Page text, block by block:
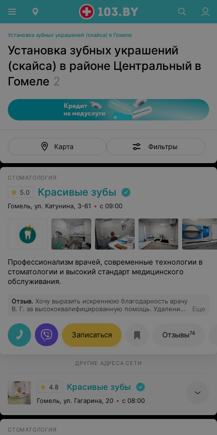
Установка зубных украшений (скайса) в Гомеле
Установка зубных украшений
(скайса) в районе Центральный в
Гомеле 2
Карта Фильтры
СТОМАТОЛОГИЯ
5.0 Красивые зубы
Гомель, ул. Катунина, 3-61 с 09:00
Профессионализм врачей, современные технологии в
стоматологии и высокий стандарт медицинского
обслуживания.
Отзыв. Хочу выразить искреннюю благодарность врачу
В. Г. за высококвалифицированную помощь. Удаление
Желаю вашей клинике процветания и успехов в
работе!
Еще
Записаться Отзывы74
ДРУГИЕ АДРЕСА СЕТИ
4.8 Красивые зубы
Гомель, ул. Гагарина, 20 с 08:00
СТОМАТОЛОГИЯ